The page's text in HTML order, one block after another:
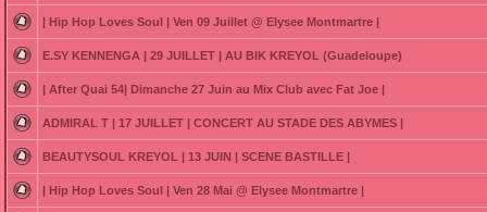
| Hip Hop Loves Soul | Ven 09 Juillet @ Elysee Montmartre |
E.SY KENNENGA | 29 JUILLET | AU BIK KREYOL (Guadeloupe)
| After Quai 54| Dimanche 27 Juin au Mix Club avec Fat Joe |
ADMIRAL T | 17 JUILLET | CONCERT AU STADE DES ABYMES |
BEAUTYSOUL KREYOL | 13 JUIN | SCENE BASTILLE |
| Hip Hop Loves Soul | Ven 28 Mai @ Elysee Montmartre |